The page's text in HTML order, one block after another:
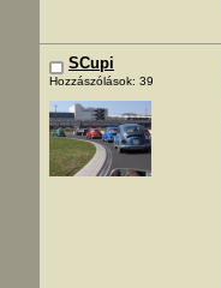
SCupi
Hozzászólások: 39